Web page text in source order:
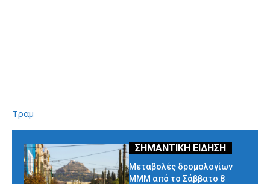
Τραμ
Μεταβολές δρομολογίων
ΜΜΜ από το Σάββατο 8